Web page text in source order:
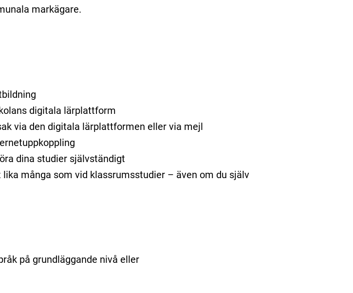
markägare.
digitala lärplattform
via den digitala lärplattformen eller via mejl
dina studier självständigt
många som vid klassrumsstudier – även om du själv
på grundläggande nivå eller